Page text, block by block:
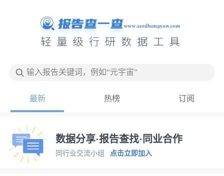
输入报告关键词，例如“元宇宙”
最新 热榜 订阅
数据分享·报告查找·同业合作
同行业交流小组 点击立即加入